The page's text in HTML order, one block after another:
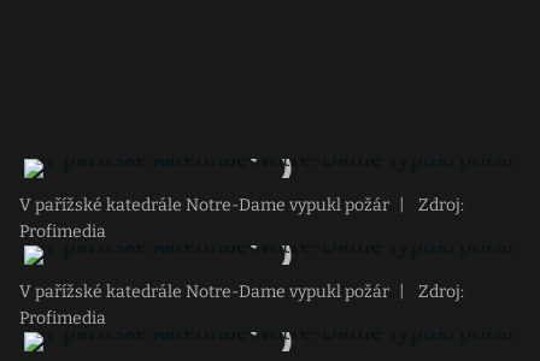
V pařížské katedrále Notre-Dame vypukl požár
Zdroj:
Profimedia
V pařížské katedrále Notre-Dame vypukl požár
Zdroj:
Profimedia